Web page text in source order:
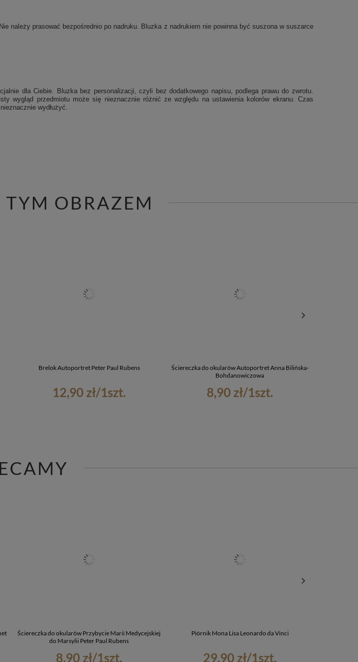
należy prasować bezpośrednio po nadruku. Bluzka z nadrukiem nie powinna być suszona w suszarce
dla Ciebie.
Bluzka bez personalizacji, czyli bez dodatkowego napisu, podlega prawu do zwrotu.
wygląd przedmiotu może się nieznacznie różnić ze względu na ustawienia kolorów ekranu. Czas
wydłużyć.
OBRAZEM
Brelok Autoportret Peter Paul Rubens
12,90 zł/1szt.
Ściereczka do okularów Autoportret Anna Bilińska-
Bohdanowiczowa
8,90 zł/1szt.
Ściereczka do okularów Przybycie Marii Medycejskiej
do Marsylii Peter Paul Rubens
8,90 zł/1szt.
Piórnik Mona Lisa Leonardo da Vinci
29,90 zł/1szt.